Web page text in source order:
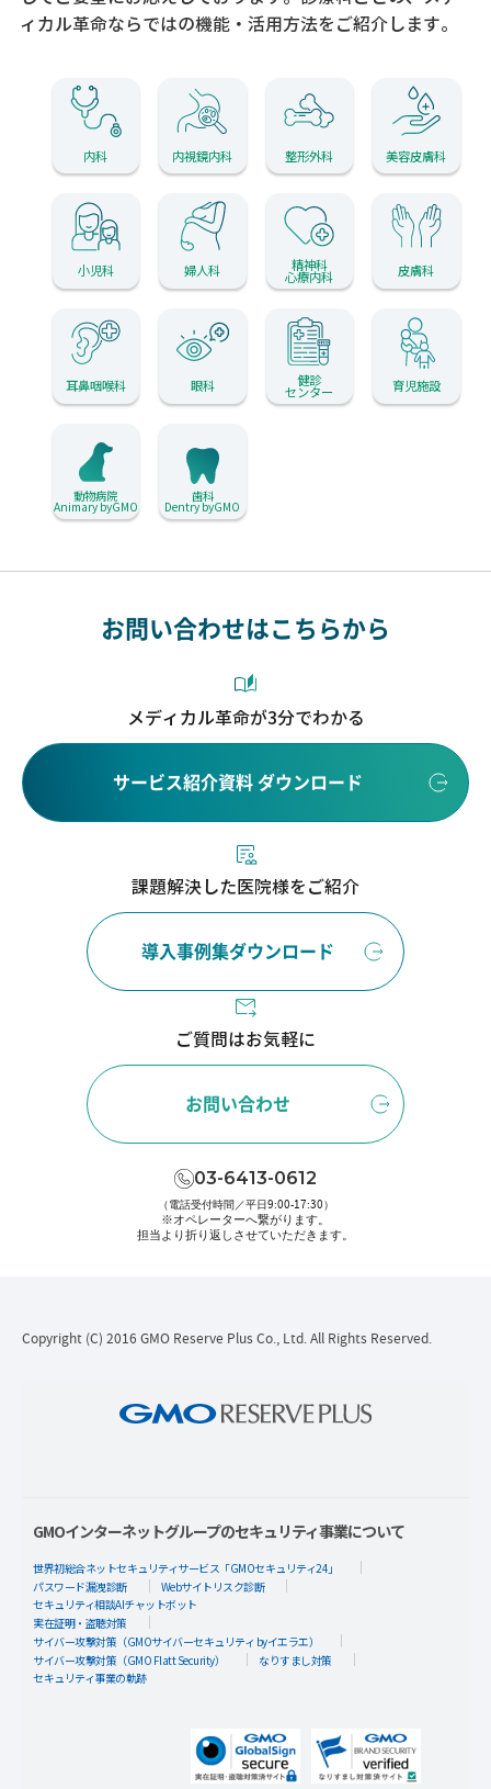
ィカル革命ならではの機能・活用方法をご紹介します。
内科 内視鏡内科 整形外科 美容皮膚科
小児科 婦人科 精神科
心療内科 皮膚科
耳鼻咽喉科 眼科 健診
センター 育児施設
動物病院
Animary byGMO
歯科
Dentry byGMO
お問い合わせはこちらから
メディカル革命が3分でわかる
サービス紹介資料 ダウンロード
課題解決した医院様をご紹介
導入事例集ダウンロード
ご質問はお気軽に
お問い合わせ
03-6413-0612
（電話受付時間／平日9:00-17:30）
※オペレーターへ繋がります。
担当より折り返しさせていただきます。
Copyright (C) 2016 GMO Reserve Plus Co., Ltd. All Rights Reserved.
GMOインターネットグループのセキュリティ事業について
世界初総合ネットセキュリティサービス「GMOセキュリティ24」
パスワード漏洩診断
Webサイトリスク診断
セキュリティ相談AIチャットボット
実在証明・盗聴対策
サイバー攻撃対策（GMOサイバーセキュリティ byイエラエ）
サイバー攻撃対策（GMO Flatt Security）
なりすまし対策
セキュリティ事業の軌跡